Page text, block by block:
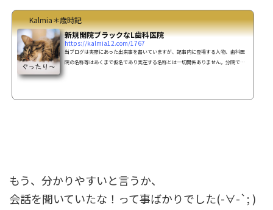
Kalmia＊歳時記
新規開院ブラックなL歯科医院
https://kalmia12.com/1767
当ブログは実際にあった出来事を書いていますが、記事内に登場する人物、歯科医
院の名称等はあくまで仮名であり実在する名称とは一切関係ありません。分院であ
もう、分かりやすいと言うか、
会話を聞いていたな！って事ばかりでした(-∀-`; )